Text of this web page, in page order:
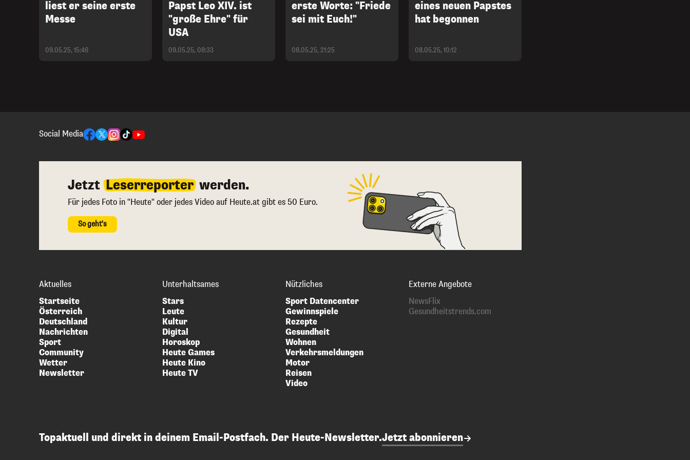
liest er seine erste
Messe
09.05.25, 15:46
Papst Leo XIV. ist
"große Ehre" für
USA
09.05.25, 08:33
erste Worte: "Friede
sei mit Euch!"
08.05.25, 21:25
eines neuen Papstes
hat begonnen
08.05.25, 10:12
Social Media
Jetzt Leserreporter werden.
Für jedes Foto in "Heute" oder jedes Video auf Heute.at gibt es 50 Euro.
So geht's
Aktuelles
Startseite
Österreich
Deutschland
Nachrichten
Sport
Community
Wetter
Newsletter
Unterhaltsames
Stars
Leute
Kultur
Digital
Horoskop
Heute Games
Heute Kino
Heute TV
Nützliches
Sport Datencenter
Gewinnspiele
Rezepte
Gesundheit
Wohnen
Verkehrsmeldungen
Motor
Reisen
Video
Externe Angebote
NewsFlix
Gesundheitstrends.com
Topaktuell und direkt in deinem Email-Postfach. Der Heute-Newsletter.Jetzt abonnieren